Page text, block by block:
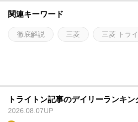
関連キーワード
徹底解説 三菱 三菱 トラ
トライトン記事のデイリーランキン
2026.08.07UP